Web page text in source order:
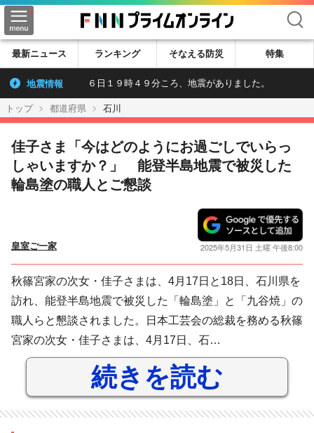
検索
最新ニュース ランキング そなえる防災 特集
地震情報 ６日１９時４９分ころ、地震がありました。
トップ 都道府県 石川
佳子さま「今はどのようにお過ごしでいらっ
しゃいますか？」 能登半島地震で被災した
輪島塗の職人とご懇談
皇室ご一家 2025年5月31日 土曜 午後8:00
秋篠宮家の次女・佳子さまは、4月17日と18日、石川県を
訪れ、能登半島地震で被災した「輪島塗」と「九谷焼」の
職人らと懇談されました。日本工芸会の総裁を務める秋篠
宮家の次女・佳子さまは、4月17日、石…
続きを読む